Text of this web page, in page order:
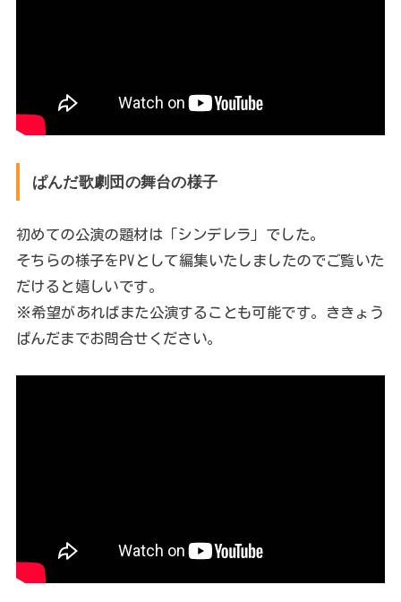
ぱんだ歌劇団の舞台の様子
初めての公演の題材は「シンデレラ」でした。
そちらの様子をPVとして編集いたしましたのでご覧いた
だけると嬉しいです。
※希望があればまた公演することも可能です。ききょう
ぱんだまでお問合せください。